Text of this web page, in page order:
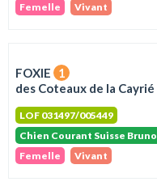
Femelle
Vivant
FOXIE
1
des Coteaux de la Cayrié
LOF 031497/005449
Chien Courant Suisse Bruno
Femelle
Vivant